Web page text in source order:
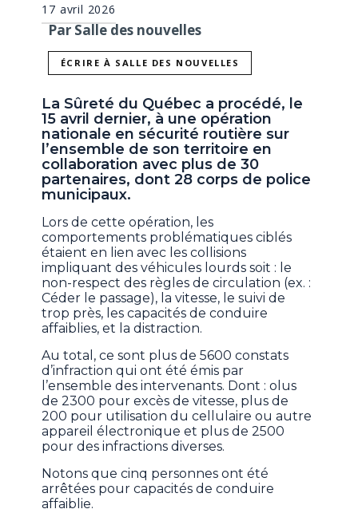
17 avril 2026
Par Salle des nouvelles
ÉCRIRE À SALLE DES NOUVELLES
La Sûreté du Québec a procédé, le
15 avril dernier, à une opération
nationale en sécurité routière sur
l’ensemble de son territoire en
collaboration avec plus de 30
partenaires, dont 28 corps de police
municipaux.
Lors de cette opération, les
comportements problématiques ciblés
étaient en lien avec les collisions
impliquant des véhicules lourds soit : le
non-respect des règles de circulation (ex. :
Céder le passage), la vitesse, le suivi de
trop près, les capacités de conduire
affaiblies, et la distraction.
Au total, ce sont plus de 5600 constats
d’infraction qui ont été émis par
l’ensemble des intervenants. Dont : olus
de 2300 pour excès de vitesse, plus de
200 pour utilisation du cellulaire ou autre
appareil électronique et plus de 2500
pour des infractions diverses.
Notons que cinq personnes ont été
arrêtées pour capacités de conduire
affaiblie.